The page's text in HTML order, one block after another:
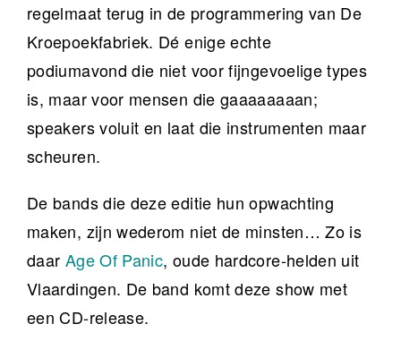
regelmaat terug in de programmering van De
Kroepoekfabriek. Dé enige echte
podiumavond die niet voor fijngevoelige types
is, maar voor mensen die gaaaaaaaan;
speakers voluit en laat die instrumenten maar
scheuren.
De bands die deze editie hun opwachting
maken, zijn wederom niet de minsten… Zo is
daar Age Of Panic, oude hardcore-helden uit
Vlaardingen. De band komt deze show met
een CD-release.